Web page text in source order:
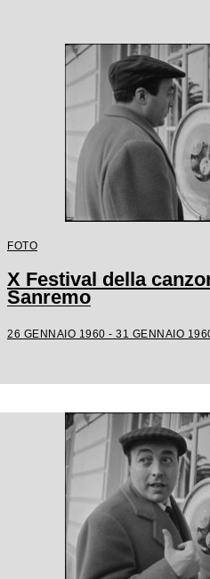
FOTO
X Festival della
Sanremo
26 GENNAIO 1960 - 31 GENNAIO